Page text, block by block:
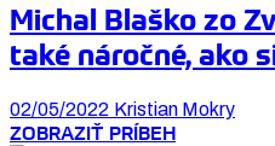
Michal Blaško zo
také náročné, ako
02/05/2022 Kristian Mokry
ZOBRAZIŤ PRÍBEH